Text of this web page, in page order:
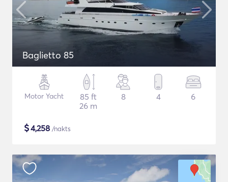
Baglietto 85
Motor Yacht
85 ft
26 m
8 4 6
$4,258 /nakts